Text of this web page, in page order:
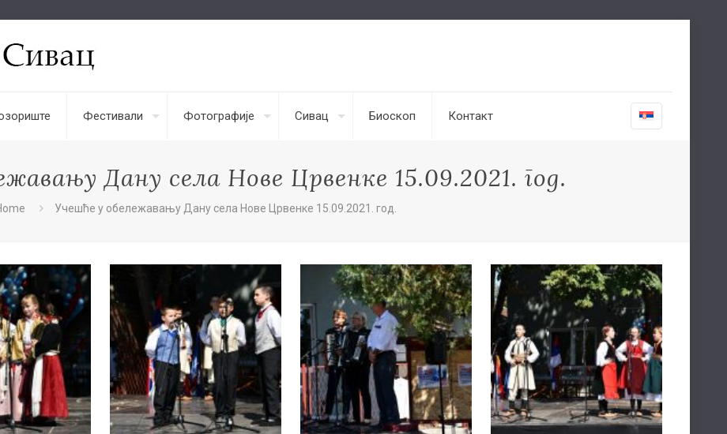
Фестивали Фотографије Сивац Биоскоп Контакт
Дану села Нове Црвенке 15.09.2021. год.
Учешће у обележавању Дану села Нове Црвенке 15.09.2021. год.